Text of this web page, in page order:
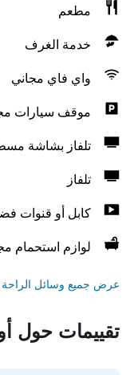
مطعم
خدمة الغرف
واي فاي مجاني
موقف سيارات
تلفاز بشاشة
تلفاز
كابل أو قنوات
لوازم استحمام
عرض جميع وسائل الراحة
تقييمات حول